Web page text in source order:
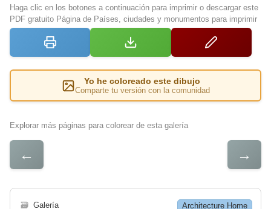
Haga clic en los botones a continuación para imprimir o descargar este
PDF gratuito Página de Países, ciudades y monumentos para imprimir
Yo he coloreado este dibujo
Comparte tu versión con la comunidad
Explorar más páginas para colorear de esta galería
← →
🗃 Galería Architecture Home